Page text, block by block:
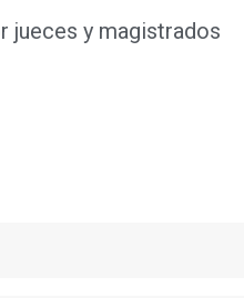
jueces y magistrados